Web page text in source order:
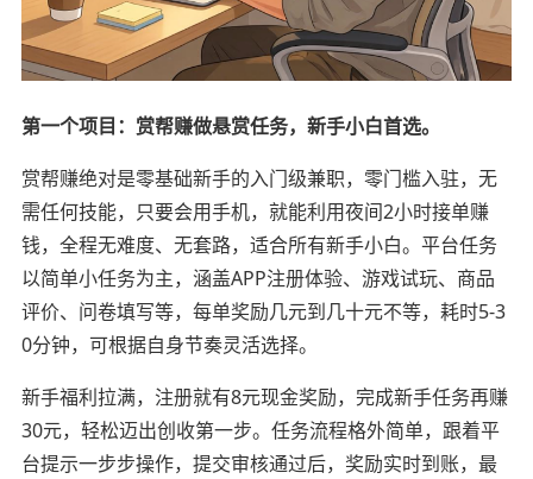
第一个项目：赏帮赚做悬赏任务，新手小白首选。
赏帮赚绝对是零基础新手的入门级兼职，零门槛入驻，无
需任何技能，只要会用手机，就能利用夜间2小时接单赚
钱，全程无难度、无套路，适合所有新手小白。平台任务
以简单小任务为主，涵盖APP注册体验、游戏试玩、商品
评价、问卷填写等，每单奖励几元到几十元不等，耗时5-3
0分钟，可根据自身节奏灵活选择。
新手福利拉满，注册就有8元现金奖励，完成新手任务再赚
30元，轻松迈出创收第一步。任务流程格外简单，跟着平
台提示一步步操作，提交审核通过后，奖励实时到账，最